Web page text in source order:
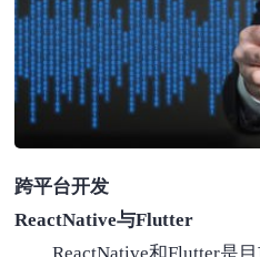
跨平台开发
ReactNative与Flutter